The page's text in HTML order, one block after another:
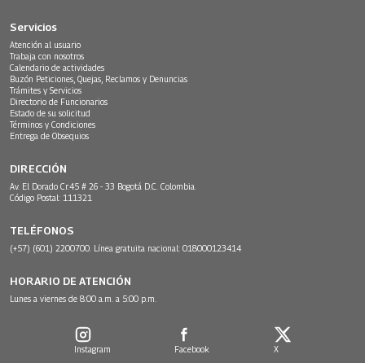
Servicios
Atención al usuario
Trabaja con nosotros
Calendario de actividades
Buzón Peticiones, Quejas, Reclamos y Denuncias
Trámites y Servicios
Directorio de Funcionarios
Estado de su solicitud
Términos y Condiciones
Entrega de Obsequios
DIRECCIÓN
Av. El Dorado Cr.45 # 26 - 33 Bogotá D.C. Colombia.
Código Postal: 111321
TELÉFONOS
(+57) (601) 2200700. Línea gratuita nacional: 018000123414
HORARIO DE ATENCIÓN
Lunes a viernes de 8:00 a.m. a 5:00 p.m.
Instagram Facebook X